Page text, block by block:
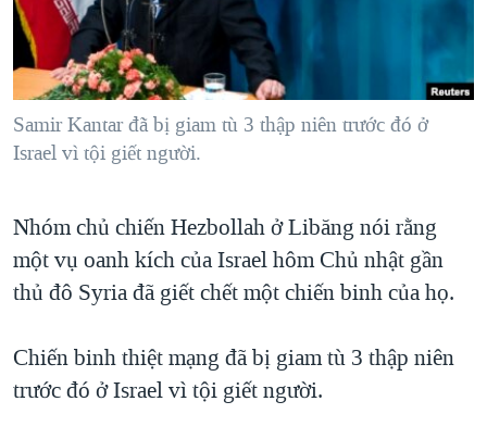
"Tìm"
NGƯỜI VIỆT HẢI NGOẠI
ĐỜI SỐNG
KINH TẾ
VĂN HOÁ
THỂ THAO
GIÁO DỤC
TẠI
HÀNH TRÌNH BẦU CỬ 2024
MỘT NĂM CHIẾN TRANH TẠI DẢI GAZA
GIẢI MÃ VÀNH ĐAI & CON ĐƯỜNG
NGÀY TỊ NẠN THẾ GIỚI
GROUND ZERO – XƯA VÀ NAY
CHI PHÍ CHIẾN TRANH AFGHANISTAN
THƯỢNG ĐỈNH TRUMP-KIM TẠI VIỆT NAM
TRỊNH VĨNH BÌNH VS. CHÍNH PHỦ VIỆT NAM
VIDEO
NGHE
MẠNG XÃ HỘI
Ngôn ngữ khác
Samir Kantar đã bị giam tù 3 thập niên trước đó ở
Israel vì tội giết người.
Nhóm chủ chiến Hezbollah ở Libăng nói rằng
một vụ oanh kích của Israel hôm Chủ nhật gần
thủ đô Syria đã giết chết một chiến binh của họ.
Chiến binh thiệt mạng đã bị giam tù 3 thập niên
trước đó ở Israel vì tội giết người.